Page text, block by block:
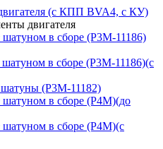
(с КПП BVA4, с КУ)
двигателя
в сборе (P3M-11186)
в сборе (P3M-11186)(с
(P3M-11182)
в сборе (P4M)(до
шатуном в сборе (Р4М)(с